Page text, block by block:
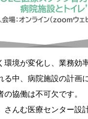
環境が変化し、業務効
る中、病院施設の計画
の協働は不可欠です。
さんむ医療センター設